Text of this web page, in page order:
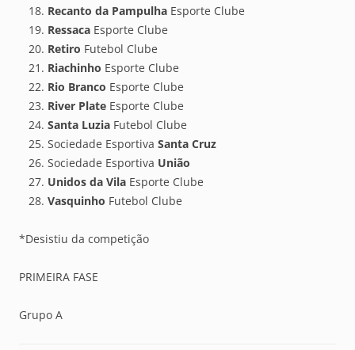
Recanto da Pampulha Esporte Clube
Ressaca Esporte Clube
Retiro Futebol Clube
Riachinho Esporte Clube
Rio Branco Esporte Clube
River Plate Esporte Clube
Santa Luzia Futebol Clube
Sociedade Esportiva Santa Cruz
Sociedade Esportiva União
Unidos da Vila Esporte Clube
Vasquinho Futebol Clube
*Desistiu da competição
PRIMEIRA FASE
Grupo A